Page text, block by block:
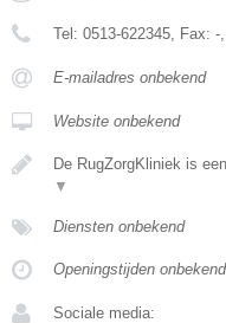
Tel: 0513-622345, Fax: -
E-mailadres onbekend
Website onbekend
De RugZorgKliniek is
▼
Diensten onbekend
Openingstijden onbekend
Sociale media: